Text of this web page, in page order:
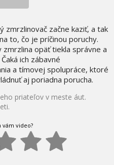
zmrzlinovač začne kaziť, a tak
to, čo je príčinou poruchy.
zmrzlina opäť tiekla správne a
ich zábavné
a tímovej spolupráce, ktoré
aj poriadna porucha.
priateľov v meste áut.
vám video?